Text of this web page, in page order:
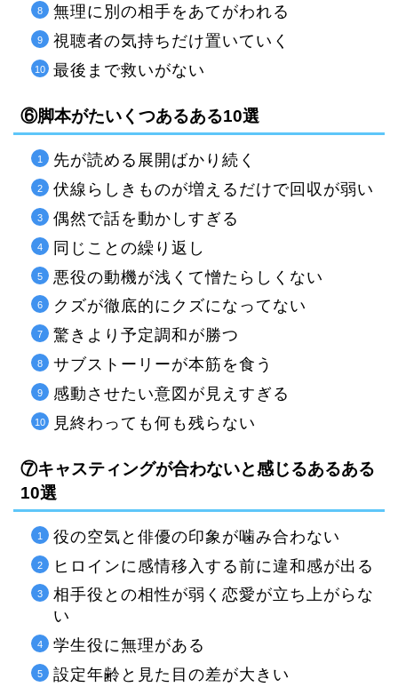
無理に別の相手をあてがわれる
視聴者の気持ちだけ置いていく
最後まで救いがない
⑥脚本がたいくつあるある10選
先が読める展開ばかり続く
伏線らしきものが増えるだけで回収が弱い
偶然で話を動かしすぎる
同じことの繰り返し
悪役の動機が浅くて憎たらしくない
クズが徹底的にクズになってない
驚きより予定調和が勝つ
サブストーリーが本筋を食う
感動させたい意図が見えすぎる
見終わっても何も残らない
⑦キャスティングが合わないと感じるあるある
10選
役の空気と俳優の印象が噛み合わない
ヒロインに感情移入する前に違和感が出る
相手役との相性が弱く恋愛が立ち上がらな
い
学生役に無理がある
設定年齢と見た目の差が大きい